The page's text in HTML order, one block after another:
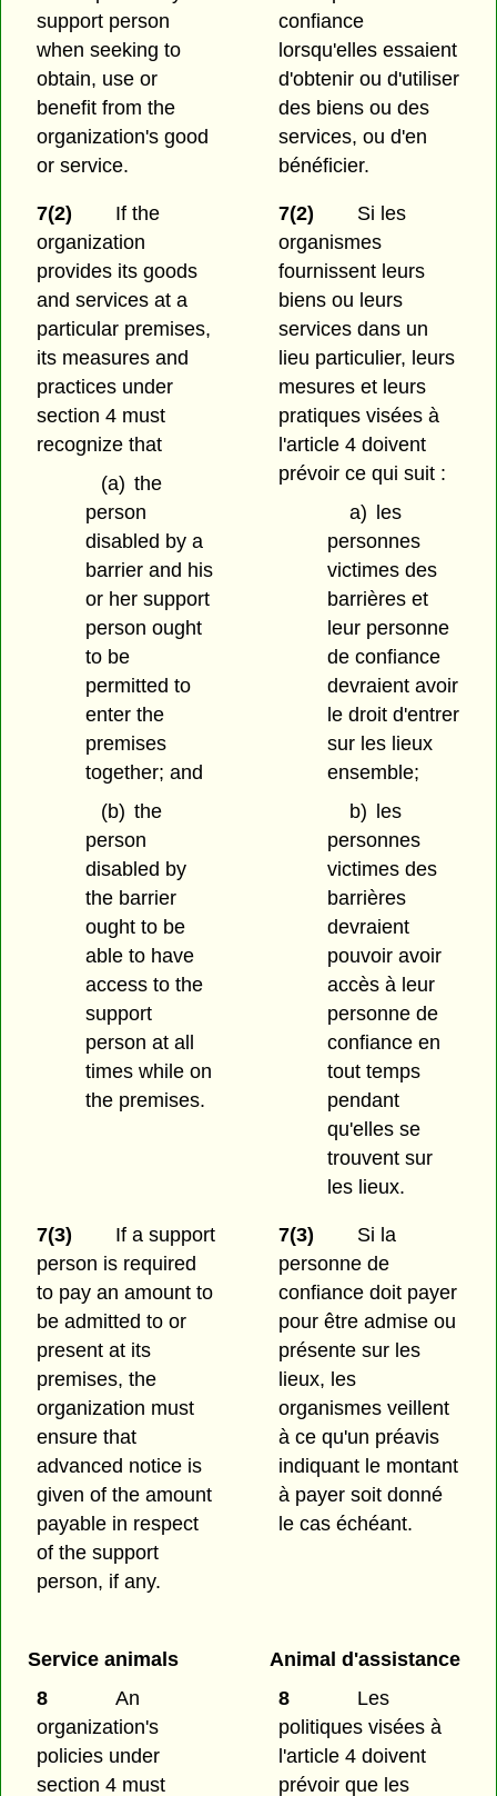
support person
when seeking to
obtain, use or
benefit from the
organization's good
or service.
confiance
lorsqu'elles essaient
d'obtenir ou d'utiliser
des biens ou des
services, ou d'en
bénéficier.
7(2)
If the
organization
provides its goods
and services at a
particular premises,
its measures and
practices under
section 4 must
recognize that
(a) the
person
disabled by a
barrier and his
or her support
person ought
to be
permitted to
enter the
premises
together; and
(b) the
person
disabled by
the barrier
ought to be
able to have
access to the
support
person at all
times while on
the premises.
7(2)
Si les
organismes
fournissent leurs
biens ou leurs
services dans un
lieu particulier, leurs
mesures et leurs
pratiques visées à
l'article 4 doivent
prévoir ce qui suit :
a)
les
personnes
victimes des
barrières et
leur personne
de confiance
devraient avoir
le droit d'entrer
sur les lieux
ensemble;
b) les
personnes
victimes des
barrières
devraient
pouvoir avoir
accès à leur
personne de
confiance en
tout temps
pendant
qu'elles se
trouvent sur
les lieux.
7(3)
If a support
person is required
to pay an amount to
be admitted to or
present at its
premises, the
organization must
ensure that
advanced notice is
given of the amount
payable in respect
of the support
person, if any.
7(3)
Si la
personne de
confiance doit payer
pour être admise ou
présente sur les
lieux, les
organismes veillent
à ce qu'un préavis
indiquant le montant
à payer soit donné
le cas échéant.
Service animals
8
An
organization's
policies under
section 4 must
Animal d'assistance
8
Les
politiques visées à
l'article 4 doivent
prévoir que les